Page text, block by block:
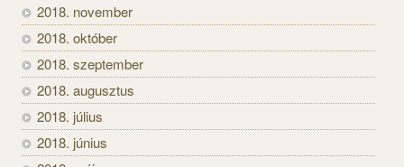
2018. november
2018. október
2018. szeptember
2018. augusztus
2018. július
2018. június